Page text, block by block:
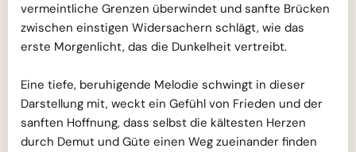
vermeintliche Grenzen überwindet und sanfte Brücken
zwischen einstigen Widersachern schlägt, wie das
erste Morgenlicht, das die Dunkelheit vertreibt.
Eine tiefe, beruhigende Melodie schwingt in dieser
Darstellung mit, weckt ein Gefühl von Frieden und der
sanften Hoffnung, dass selbst die kältesten Herzen
durch Demut und Güte einen Weg zueinander finden